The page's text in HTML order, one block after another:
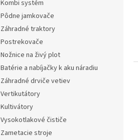
Kombi systém
Pôdne jamkovače
Záhradné traktory
Postrekovače
Nožnice na živý plot
Batérie a nabíjačky k aku náradiu
Záhradné drviče vetiev
Vertikutátory
Kultivátory
Vysokotlakové čističe
Zametacie stroje